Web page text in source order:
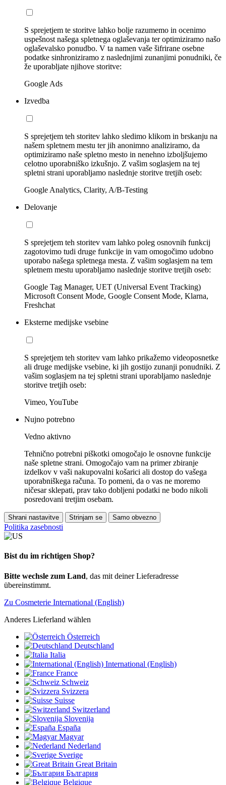
S sprejetjem te storitve lahko bolje razumemo in ocenimo
uspešnost našega spletnega oglaševanja ter optimiziramo našo
oglaševalsko ponudbo. V ta namen vaše šifrirane osebne
podatke sinhroniziramo z naslednjimi zunanjimi ponudniki, če
že uporabljate njihove storitve:
Google Ads
Izvedba
S sprejetjem teh storitev lahko sledimo klikom in brskanju na
našem spletnem mestu ter jih anonimno analiziramo, da
optimiziramo naše spletno mesto in nenehno izboljšujemo
celotno uporabniško izkušnjo. Z vašim soglasjem na tej
spletni strani uporabljamo naslednje storitve tretjih oseb:
Google Analytics, Clarity, A/B-Testing
Delovanje
S sprejetjem teh storitev vam lahko poleg osnovnih funkcij
zagotovimo tudi druge funkcije in vam omogočimo udobno
uporabo našega spletnega mesta. Z vašim soglasjem na tem
spletnem mestu uporabljamo naslednje storitve tretjih oseb:
Google Tag Manager, UET (Universal Event Tracking)
Microsoft Consent Mode, Google Consent Mode, Klarna,
Freshchat
Eksterne medijske vsebine
S sprejetjem teh storitev vam lahko prikažemo videoposnetke
ali druge medijske vsebine, ki jih gostijo zunanji ponudniki. Z
vašim soglasjem na tej spletni strani uporabljamo naslednje
storitve tretjih oseb:
Vimeo, YouTube
Nujno potrebno
Vedno aktivno
Tehnično potrebni piškotki omogočajo le osnovne funkcije
naše spletne strani. Omogočajo vam na primer zbiranje
izdelkov v vaši nakupovalni košarici ali dostop do vašega
uporabniškega računa. To pomeni, da o vas ne moremo
ničesar sklepati, prav tako dobljeni podatki ne bodo nikoli
posredovani tretjim osebam.
Shrani nastavitve Strinjam se Samo obvezno
Politika zasebnosti
Bist du im richtigen Shop?
Bitte wechsle zum Land, das mit deiner Lieferadresse
übereinstimmt.
Zu Cosmeterie International (English)
Anderes Lieferland wählen
Österreich
Deutschland
Italia
International (English)
France
Schweiz
Svizzera
Suisse
Switzerland
Slovenija
España
Magyar
Nederland
Sverige
Great Britain
България
Belgique